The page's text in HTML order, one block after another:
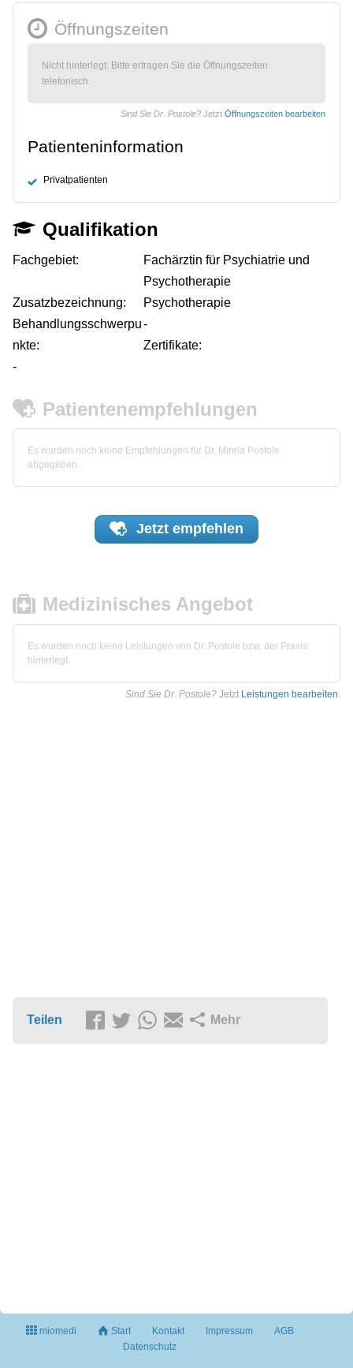
Öffnungszeiten
Nicht hinterlegt. Bitte erfragen Sie die Öffnungszeiten
telefonisch.
Sind Sie Dr. Postole? Jetzt Öffnungszeiten bearbeiten
Patienteninformation
Privatpatienten
Qualifikation
Fachgebiet:
Fachärztin für Psychiatrie und
Psychotherapie
Zusatzbezeichnung:
Psychotherapie
Behandlungsschwerpu
nkte:
-
Zertifikate:
-
Patientenempfehlungen
Es wurden noch keine Empfehlungen für Dr. Mirela Postole
abgegeben.
Jetzt empfehlen
Medizinisches Angebot
Es wurden noch keine Leistungen von Dr. Postole bzw. der Praxis
hinterlegt.
Sind Sie Dr. Postole? Jetzt Leistungen bearbeiten.
Teilen Mehr
miomedi Start Kontakt Impressum
AGB
Datenschutz